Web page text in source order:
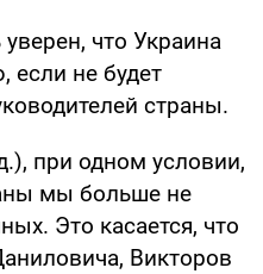
что Украина
если не будет
страны.
при одном условии,
мы больше не
Это касается, что
Викторов